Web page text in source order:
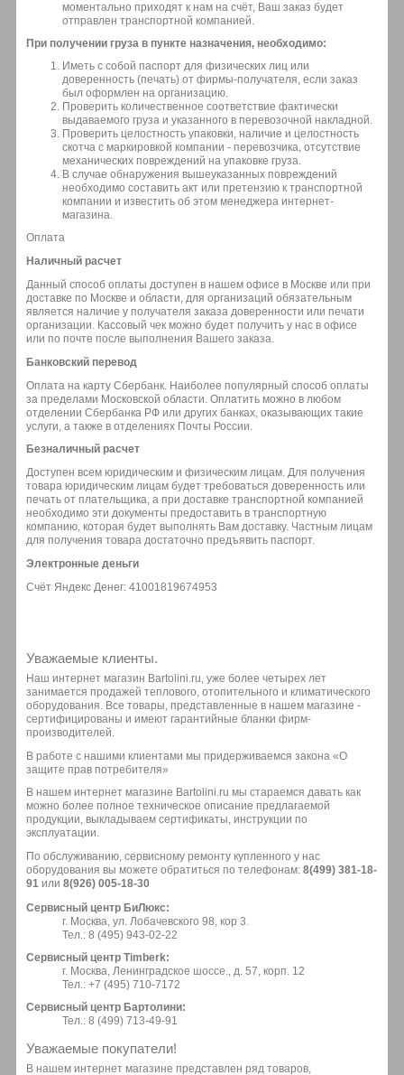
моментально приходят к нам на счёт, Ваш заказ будет
отправлен транспортной компанией.
При получении груза в пункте назначения, необходимо:
Иметь с собой паспорт для физических лиц или
доверенность (печать) от фирмы-получателя, если заказ
был оформлен на организацию.
Проверить количественное соответствие фактически
выдаваемого груза и указанного в перевозочной накладной.
Проверить целостность упаковки, наличие и целостность
скотча с маркировкой компании - перевозчика, отсутствие
механических повреждений на упаковке груза.
В случае обнаружения вышеуказанных повреждений
необходимо составить акт или претензию к транспортной
компании и известить об этом менеджера интернет-
магазина.
Оплата
Наличный расчет
Данный способ оплаты доступен в нашем офисе в Москве или при
доставке по Москве и области, для организаций обязательным
является наличие у получателя заказа доверенности или печати
организации. Кассовый чек можно будет получить у нас в офисе
или по почте после выполнения Вашего заказа.
Банковский перевод
Оплата на карту Сбербанк. Наиболее популярный способ оплаты
за пределами Московской области. Оплатить можно в любом
отделении Сбербанка РФ или других банках, оказывающих такие
услуги, а также в отделениях Почты России.
Безналичный расчет
Доступен всем юридическим и физическим лицам. Для получения
товара юридическим лицам будет требоваться доверенность или
печать от плательщика, а при доставке транспортной компанией
необходимо эти документы предоставить в транспортную
компанию, которая будет выполнять Вам доставку. Частным лицам
для получения товара достаточно предъявить паспорт.
Электронные деньги
Счёт Яндекс Денег: 41001819674953
Уважаемые клиенты.
Наш интернет магазин Bartolini.ru, уже более четырех лет
занимается продажей теплового, отопительного и климатического
оборудования. Все товары, представленные в нашем магазине -
сертифицированы и имеют гарантийные бланки фирм-
производителей.
В работе с нашими клиентами мы придерживаемся закона «О
защите прав потребителя»
В нашем интернет магазине Bartolini.ru мы стараемся давать как
можно более полное техническое описание предлагаемой
продукции, выкладываем сертификаты, инструкции по
эксплуатации.
По обслуживанию, сервисному ремонту купленного у нас
оборудования вы можете обратиться по телефонам: 8(499) 381-18-
91 или 8(926) 005-18-30
Сервисный центр БиЛюкс:
г. Москва, ул. Лобачевского 98, кор 3.
Тел.: 8 (495) 943-02-22
Сервисный центр Timberk:
г. Москва, Ленинградское шоссе., д. 57, корп. 12
Тел.: +7 (495) 710-7172
Сервисный центр Бартолини:
Тел.: 8 (499) 713-49-91
Уважаемые покупатели!
В нашем интернет магазине представлен ряд товаров,